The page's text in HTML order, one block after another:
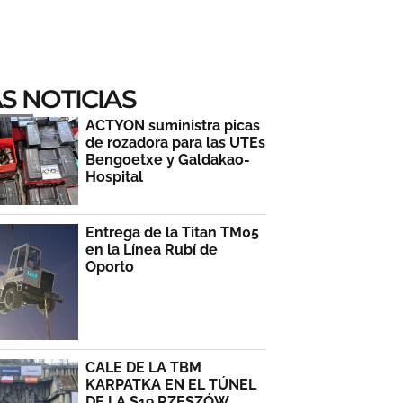
NOTICIAS
ACTYON suministra picas
de rozadora para las UTEs
Bengoetxe y Galdakao-
Hospital
Entrega de la Titan TM05
en la Línea Rubí de
Oporto
CALE DE LA TBM
KARPATKA EN EL TÚNEL